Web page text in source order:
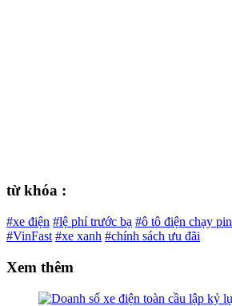
từ khóa :
#xe điện #lệ phí trước bạ #ô tô điện chạy pin
#VinFast #xe xanh #chính sách ưu đãi
Xem thêm